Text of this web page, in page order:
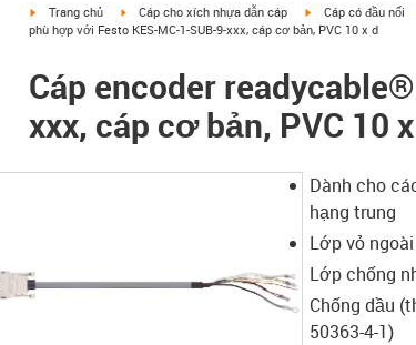
igus-icon-arrow-right
Trang chủ igus-icon-arrow-right
Cáp cho xích nhựa dẫn cáp igus-icon-arrow-
Cáp có đầu nối
phù hợp với Festo KES-MC-1-SUB-9-xxx, cáp cơ bản, PVC 10 x d
Cáp encoder
xxx, cáp cơ bản, PVC 10
Dành cho
hạng trung
Lớp vỏ
Lớp chống
Chống dầu
50363-4-1)